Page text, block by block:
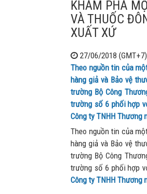
KHÁM PHÁ
VÀ THUỐC
XUẤT XỨ
27/06/2018 (GMT+7)
Theo nguồn tin của
hàng giả và Bảo vệ
trường Bộ Công
trường số 6 phối hợp
Công ty TNHH Thương
Theo nguồn tin của
hàng giả và Bảo vệ
trường Bộ Công
trường số 6 phối hợp
Công ty TNHH Thương